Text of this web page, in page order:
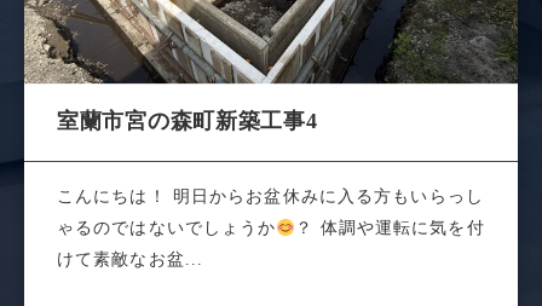
室蘭市宮の森町新築工事4
こんにちは！ 明日からお盆休みに入る方もいらっし
ゃるのではないでしょうか
？ 体調や運転に気を付
けて素敵なお盆...